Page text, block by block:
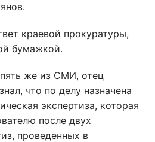
краевой прокуратуры,
бумажкой.
же из СМИ, отец
что по делу назначена
экспертиза, которая
после двух
проведенных в